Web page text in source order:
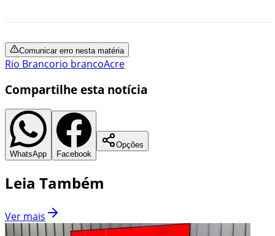
Comunicar erro nesta matéria
Rio Brancorio brancoAcre
Compartilhe esta notícia
WhatsApp Facebook
Opções
Leia Também
Ver mais